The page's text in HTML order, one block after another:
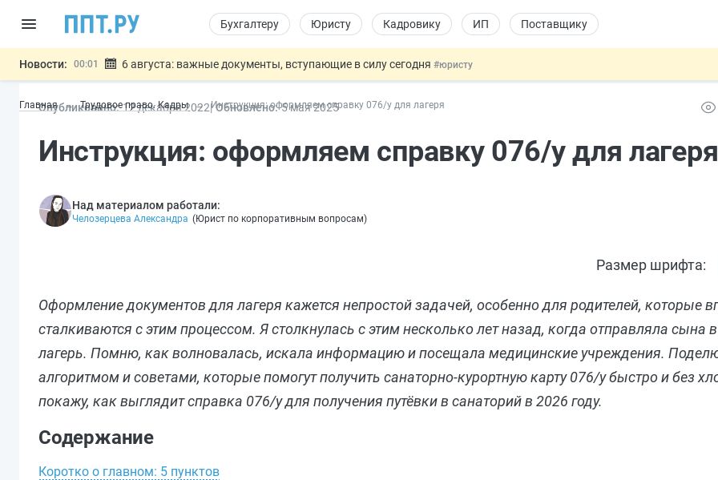
Бухгалтеру Юристу Кадровику ИП Поставщику
Новости: 00:01 6 августа: важные документы, вступающие в силу сегодня #юристу
05.08 Мигрантам с судимостью запретят получать ВНЖ и гражданство: закон подписан
05.08
Важно Подписан закон об упрощении госзакупок по 44-ФЗ #заказчику
Главная Трудовое право. Кадры Инструкция: оформляем справку 076/у для лагеря
Опубликовано: 12 декабря2022 Обновлено: 5 мая 2025
Инструкция: оформляем справку 076/у для лагеря
Над материалом работали:
Челозерцева Александра (Юрист по корпоративным вопросам)
Размер шрифта:
Оформление документов для лагеря кажется непростой задачей, особенно для родителей, которые
сталкиваются с этим процессом. Я столкнулась с этим несколько лет назад, когда отправляла сына
лагерь. Помню, как волновалась, искала информацию и посещала медицинские учреждения.
алгоритмом и советами, которые помогут получить санаторно-курортную карту 076/у быстро и без
покажу, как выглядит справка 076/у для получения путёвки в санаторий в 2026 году.
Содержание
Коротко о главном: 5 пунктов